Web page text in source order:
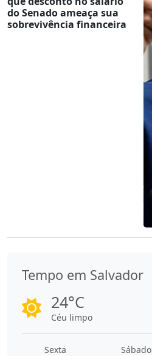
do Senado ameaça sua
sobrevivência financeira
Tempo em Salvador
24°C
Céu limpo
Sexta Sábado